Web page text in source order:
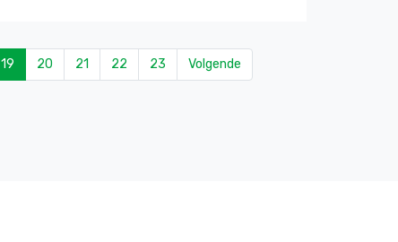
19 20 21 22 23 Volgende